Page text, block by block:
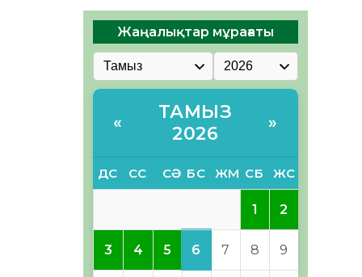
Жаңалықтар мұрағаты
«
ТАМЫЗ
2026
»
ДС СС СӘ БС ЖМ СБ ЖС
1 2
3 4 5 6 7 8 9